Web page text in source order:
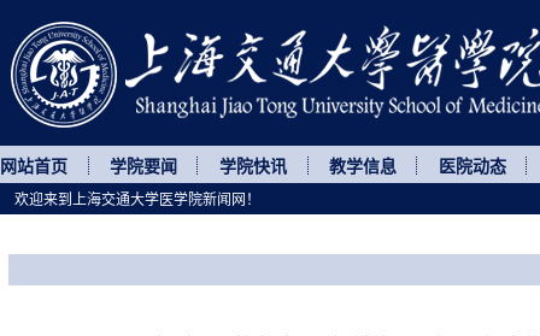
网站首页 学院要闻 学院快讯 教学信息 医院动态
欢迎来到上海交通大学医学院新闻网！